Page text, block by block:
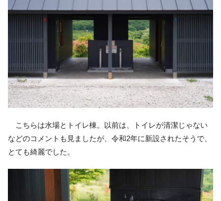
こちらは水場とトイレ棟。以前は、トイレが清潔じゃない
などのコメントも見ましたが、令和2年に新設されたそうで、
とても綺麗でした。